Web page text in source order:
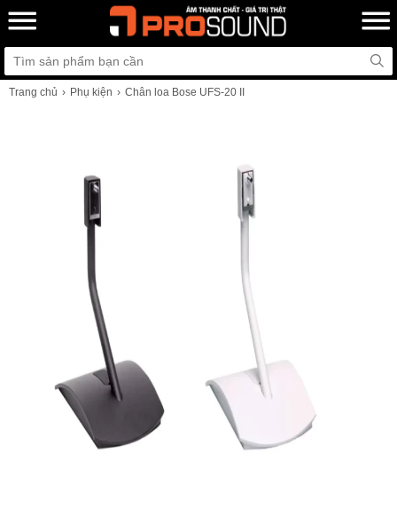
Trang chủ Phụ kiện Chân loa Bose UFS-20 II